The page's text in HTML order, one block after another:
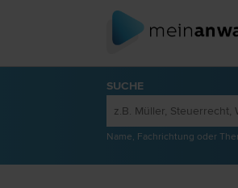
SUCHE
Name, Fachrichtung oder